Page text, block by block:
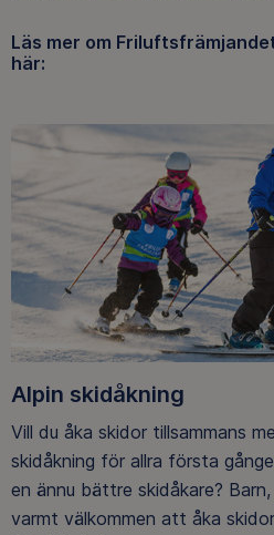
Läs mer om
här:
Alpin skidåkning
Vill du åka skidor tillsammans
skidåkning för allra första
en ännu bättre skidåkare?
varmt välkommen att åka